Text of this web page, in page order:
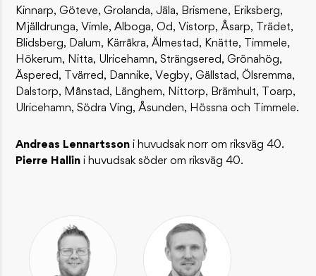
Så bygger du en traditionell gärdsgård
INSPIRATION / HEM OCH LANTLIV
INSPIRATION / JAKT OCH FRILUFTSLIV
Björken – ett folkkärt träd
Skogsmyran – lever i solfångande stackar
KONTAKT
Kinnarp, Göteve, Grolanda, Jäla, Brismene, Eriksberg,
Mjälldrunga, Vimle, Alboga, Od, Vistorp, Åsarp, Trädet,
Blidsberg, Dalum, Kärråkra, Älmestad, Knätte, Timmele,
Hökerum, Nitta, Ulricehamn, Strängsered, Grönahög,
Äspered, Tvärred, Dannike, Vegby, Gällstad, Ölsremma,
Dalstorp, Månstad, Länghem, Nittorp, Brämhult, Toarp,
Ulricehamn, Södra Ving, Åsunden, Hössna och Timmele.
Andreas Lennartsson i huvudsak norr om riksväg 40.
Pierre Hallini huvudsak söder om riksväg 40.